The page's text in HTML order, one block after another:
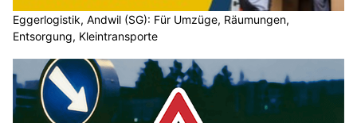
Eggerlogistik, Andwil (SG): Für Umzüge, Räumungen,
Entsorgung, Kleintransporte